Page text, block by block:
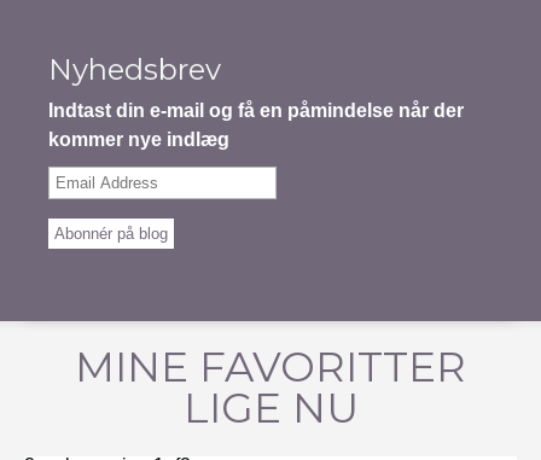
Nyhedsbrev
Indtast din e-mail og få en påmindelse når der
kommer nye indlæg
Email
Abonnér på blog
MINE FAVORITTER
LIGE NU